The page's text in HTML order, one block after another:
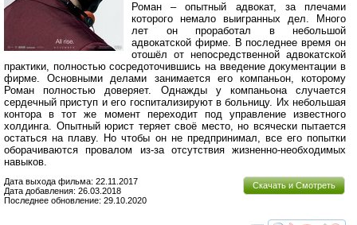
Роман – опытный адвокат, за плечами
которого немало выигранных дел. Много
лет он проработал в небольшой
адвокатской фирме. В последнее время он
отошёл от непосредственной адвокатской
практики, полностью сосредоточившись на введение документации в
фирме. Основными делами занимается его компаньон, которому
Роман полностью доверяет. Однажды у компаньона случается
сердечный приступ и его госпитализируют в больницу. Их небольшая
контора в тот же момент переходит под управление известного
холдинга. Опытный юрист теряет своё место, но всячески пытается
остаться на плаву. Но чтобы он не предпринимал, все его попытки
оборачиваются провалом из-за отсутствия жизненно-необходимых
навыков.
Скачать и Смотреть
Дата выхода фильма: 22.11.2017
Дата добавления: 26.03.2018
Последнее обновление: 29.10.2020